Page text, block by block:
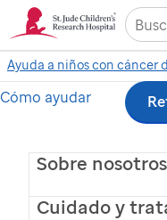
Ir
contenido
principal
Sobre nosotros
Cuidado y
Cómo ayudar
Ayuda a niños con cáncer